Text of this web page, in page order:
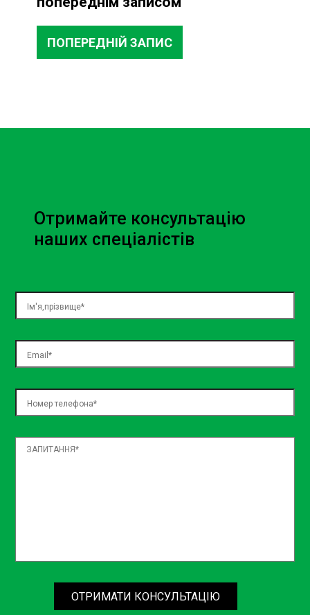
ПОПЕРЕДНІЙ ЗАПИС
Отримайте консультацію
наших спеціалістів
ОТРИМАТИ КОНСУЛЬТАЦІЮ